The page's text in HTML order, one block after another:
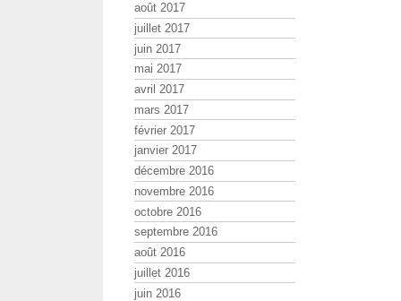
août 2017
juillet 2017
juin 2017
mai 2017
avril 2017
mars 2017
février 2017
janvier 2017
décembre 2016
novembre 2016
octobre 2016
septembre 2016
août 2016
juillet 2016
juin 2016